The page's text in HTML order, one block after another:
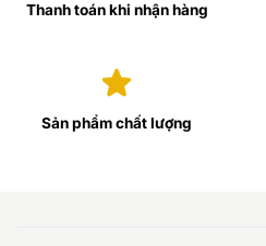
Thanh toán khi nhận hàng
Sản phẩm chất lượng